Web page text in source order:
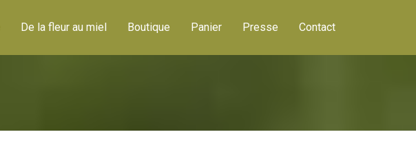
De la fleur au miel Boutique Panier Presse Contact